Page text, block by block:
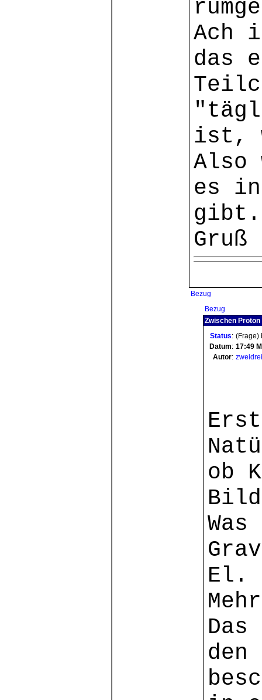
Ach
das
ist,
Also
es
gibt.
Bezug
Bezug
Zwischen
Status: (Frage)
Datum: 17:49
Autor:
ob
El.